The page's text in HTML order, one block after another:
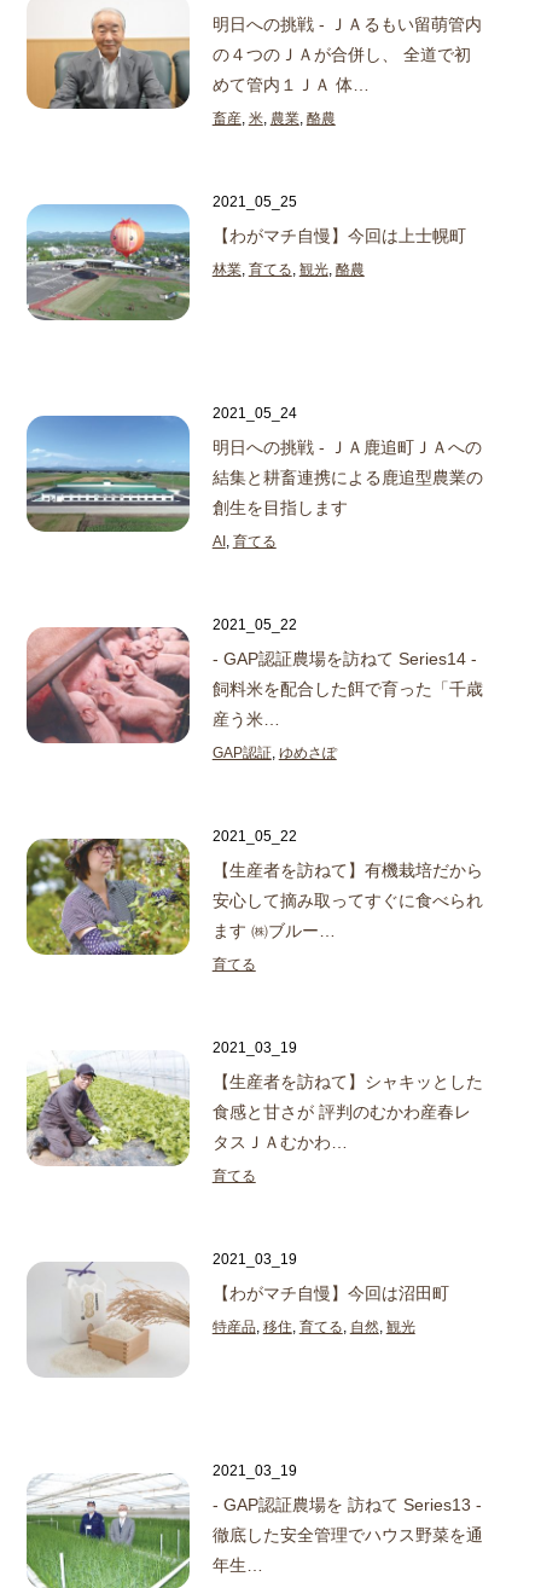
明日への挑戦 - ＪＡるもい留萌管内
の４つのＪＡが合併し、 全道で初
めて管内１ＪＡ 体…
畜産, 米, 農業, 酪農
2021_05_25
【わがマチ自慢】今回は上士幌町
林業, 育てる 観光, 酪農
2021_05_24
明日への挑戦 - ＪＡ鹿追町ＪＡへの
結集と耕畜連携による鹿追型農業の
創生を目指します
AI, 育てる
2021_05_22
- GAP認証農場を訪ねて Series14 -
飼料米を配合した餌で育った「千歳
産う米…
GAP認証, ゆめさぽ
2021_05_22
【生産者を訪ねて】 有機栽培だから
安心して摘み取ってすぐに食べられ
ます ㈱ブルー…
育てる
2021_03_19
【生産者を訪ねて】 シャキッとした
食感と甘さが 評判のむかわ産春レ
タス ＪＡむかわ…
育てる
2021_03_19
【わがマチ自慢】今回は沼田町
特産品 移住, 育てる 自然, 観光
2021_03_19
- GAP認証農場を 訪ねて Series13 -
徹底した安全管理でハウス野菜を通
年生…